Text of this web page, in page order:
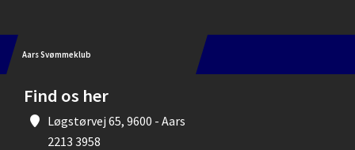
Aars Svømmeklub
Find os her
Løgstørvej 65, 9600 - Aars
2213 3958